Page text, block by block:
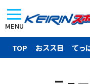
MENU
TOP おスス目 てっ